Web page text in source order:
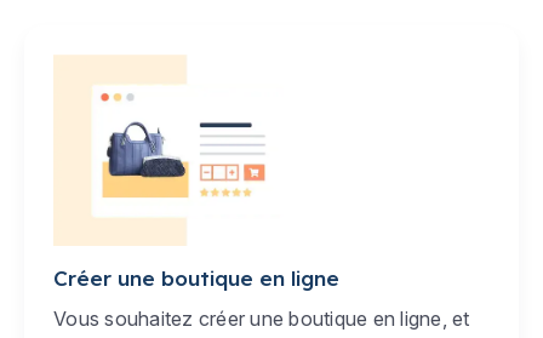
Créer une boutique en ligne
Vous souhaitez créer une boutique en ligne, et